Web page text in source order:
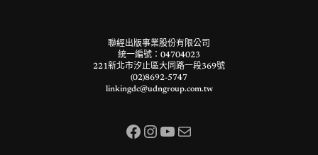
聯經出版事業股份有限公司
統一編號：04704023
221新北市汐止區大同路一段369號
(02)8692-5747
linkingdc@udngroup.com.tw
Facebook InstagramYouTube 電子郵件